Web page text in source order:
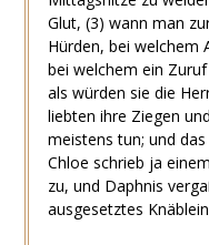
Glut, (3) wann man
Hürden, bei welchem
bei welchem ein
als würden sie die
liebten ihre Ziegen
meistens tun; und
Chloe schrieb ja
zu, und Daphnis
ausgesetztes